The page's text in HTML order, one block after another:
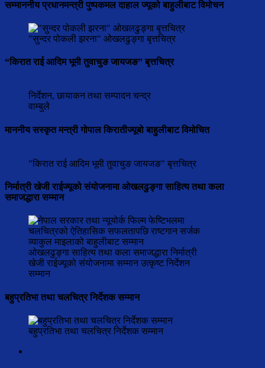
सम्माननीय प्रधानमन्त्री पुष्पकमल दाहाल ज्यूको बाहुलीबाट विमोचन
"सुन्दर पोकली झरना" ओखलढुङ्गा बृत्तचित्र
“किरात राई आदिम भूमी तुवाचुङ जायजङ” बृत्तचित्र
निर्देशन, छायाकन तथा सम्पादन चन्द्र
वाम्बुले
माननीय सस्कृत मन्त्री गोपाल किरातीज्यूबो बाहुलीबाट विमोचित
"किरात राई आदिम भूमी तुवाचुङ जायजङ" बृत्तचित्र
निर्मात्री खेजी राईज्यूको संयोजनामा ओखलढुङ्गा साहित्य तथा कला
समाजद्धारा सम्मान
ओखलढुङ्गा साहित्य तथा कला समाजद्धारा निर्मात्री
खेजी राईज्यूको संयोजनामा सम्मान उत्कृष्ट निर्देशन
सम्मान
बहुप्रतिभा तथा चलचित्र निर्देशक सम्मान
बहुप्रतिभा तथा चलचित्र निर्देशक सम्मान